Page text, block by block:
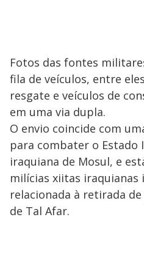
Fotos das fontes
fila de veículos, entre
resgate e veículos de
em uma via dupla.
O envio coincide com
para combater o Estado
iraquiana de Mosul, e
milícias xiitas iraquianas
relacionada à retirada
de Tal Afar.